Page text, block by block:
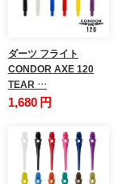
ダーツ フライト
CONDOR AXE 120
TEAR …
1,680 円